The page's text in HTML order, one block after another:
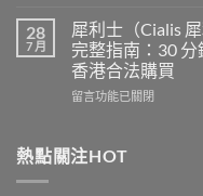
片
雙
效
犀
利
果
得
及
樂
威
壯
買？
度
必
利
勁
POXET-
西
汀
28
7 月
犀利士（Cialis
完整指南：30
香港合法購買
在
士
（Cialis
留言功能已關閉
熱點關注HOT